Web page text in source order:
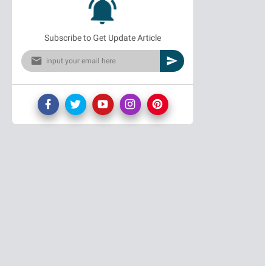
Subscribe to Get Update Article